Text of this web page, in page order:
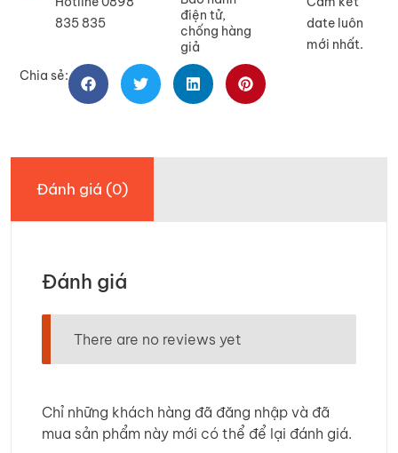
835 835
điện tử,
chống hàng
giả
date luôn
mới nhất.
Chia sẻ:
Đánh giá (0)
Đánh giá
There are no reviews yet
Chỉ những khách hàng đã đăng nhập và đã
mua sản phẩm này mới có thể để lại đánh giá.